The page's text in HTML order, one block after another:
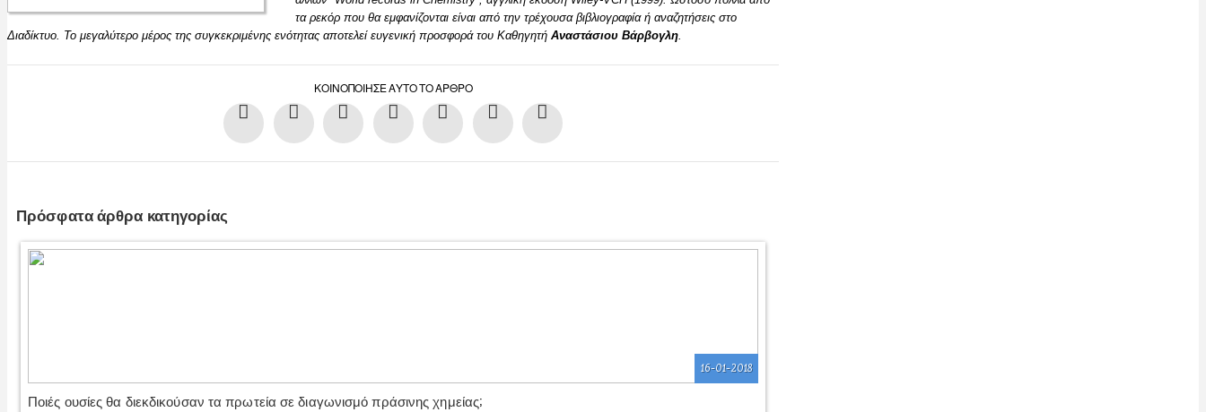
τα ρεκόρ που θα εμφανίζονται είναι από την τρέχουσα βιβλιογραφία ή αναζητήσεις στο
Διαδίκτυο. Το μεγαλύτερο μέρος της συγκεκριμένης ενότητας αποτελεί ευγενική προσφορά του Καθηγητή Αναστάσιου Βάρβογλη
ΚΟΙΝΟΠΟΊΗΣΕ ΑΥΤΌ ΤΟ ΆΡΘΡΟ
Πρόσφατα άρθρα κατηγορίας
16-01-2018
Ποιές ουσίες θα διεκδικούσαν τα πρωτεία σε διαγωνισμό πράσινης χημείας;